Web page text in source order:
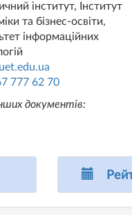
інститут, Інститут
та бізнес-освіти,
інформаційних
777 62 70
документів: